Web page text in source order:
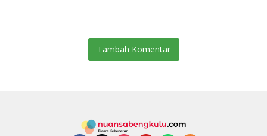
Tambah Komentar